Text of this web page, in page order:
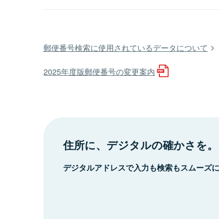
郵便番号検索に使用されているデータについて
2025年度版郵便番号の変更案内
住所に、デジタルの確かさを。
デジタルアドレスで入力も検索もスムーズ